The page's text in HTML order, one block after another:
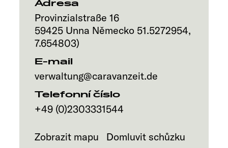
Adresa
Provinzialstraße 16
59425 Unna Německo 51.5272954,
7.654803)
E-mail
verwaltung@caravanzeit.de
Telefonní číslo
+49 (0)2303331544
Zobrazit mapu Domluvit schůzku